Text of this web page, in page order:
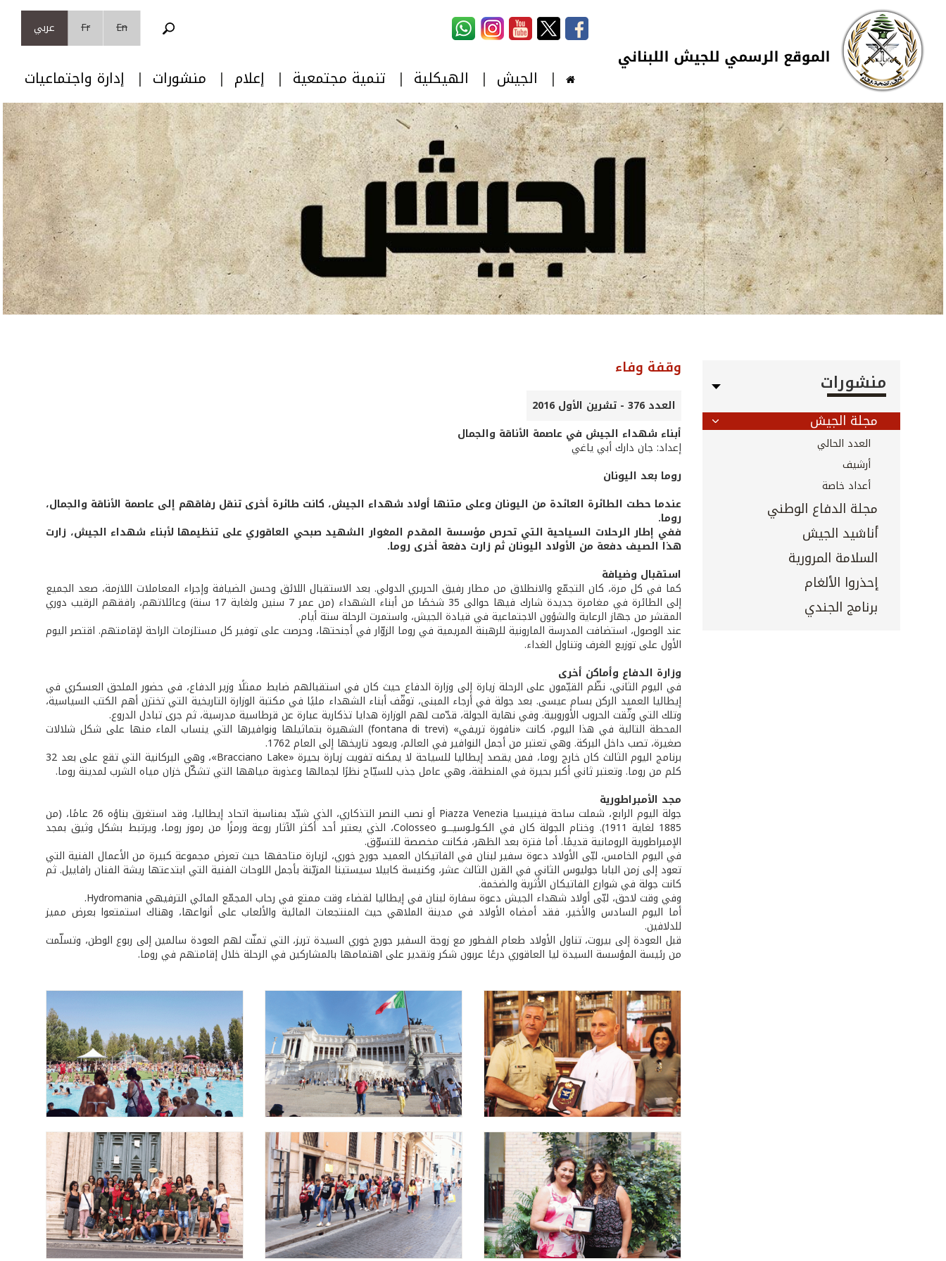
تجاوز إلى المحتوى الرئيسي
Skip to navigation
En
Fr عربي
الجيش الهيكلية تنمية مجتمعية إعلام منشورات إدارة واجتماعيات
منشورات
مجلة الجيش
العدد الحالي
أرشيف
أعداد خاصة
مجلة الدفاع الوطني
أناشيد الجيش
السلامة المرورية
إحذروا الألغام
برنامج الجندي
وقفة وفاء
العدد 376 - تشرين الأول 2016
أبناء شهداء الجيش في عاصمة الأناقة والجمال
إعداد: جان دارك أبي ياغي
روما بعد اليونان
عندما حطت الطائرة العائدة من اليونان وعلى متنها أولاد شهداء الجيش، كانت طائرة أخرى تنقل رفاقهم إلى عاصمة الأناقة والجمال،
روما.
ففي إطار الرحلات السياحية التي تحرص مؤسسة المقدم المغوار الشهيد صبحي العاقوري على تنظيمها لأبناء شهداء الجيش، زارت
هذا الصيف دفعة من الأولاد اليونان ثم زارت دفعة أخرى روما.
استقبال وضيافة
كما في كل مرة، كان التجمّع والانطلاق من مطار رفيق الحريري الدولي. بعد الاستقبال اللائق وحسن الضيافة وإجراء المعاملات اللازمة، صعد الجميع
إلى الطائرة في مغامرة جديدة شارك فيها حوالى 35 شخصًا من أبناء الشهداء (من عمر 7 سنين ولغاية 17 سنة) وعائلاتهم، رافقهم الرقيب دوري
المقشر من جهاز الرعاية والشؤون الاجتماعية في قيادة الجيش، واستمرت الرحلة ستة أيام.
عند الوصول، استضافت المدرسة المارونية للرهبنة المريمية في روما الزوّار في أجنحتها، وحرصت على توفير كل مستلزمات الراحة لإقامتهم. اقتصر اليوم
الأول على توزيع الغرف وتناول الغداء.
وزارة الدفاع وأماكن أخرى
في اليوم الثاني، نظّم القيّمون على الرحلة زيارة إلى وزارة الدفاع حيث كان في استقبالهم ضابط ممثلًا وزير الدفاع، في حضور الملحق العسكري في
إيطاليا العميد الركن بسام عيسى. بعد جولة في أرجاء المبنى، توقّف أبناء الشهداء مليًا في مكتبة الوزارة التاريخية التي تختزن أهم الكتب السياسية،
وتلك التي وثّقت الحروب الأوروبية. وفي نهاية الجولة، قدّمت لهم الوزارة هدايا تذكارية عبارة عن قرطاسية مدرسية، ثم جرى تبادل الدروع.
المحطة التالية في هذا اليوم، كانت «نافورة تريفي» (fontana di trevi) الشهيرة بتماثيلها ونوافيرها التي ينساب الماء منها على شكل شلالات
صغيرة، تصب داخل البركة. وهي تعتبر من أجمل النوافير في العالم، ويعود تاريخها إلى العام 1762.
برنامج اليوم الثالث كان خارج روما، فمن يقصد إيطاليا للسياحة لا يمكنه تفويت زيارة بحيرة «Bracciano Lake»، وهي البركانية التي تقع على بعد 32
كلم من روما. وتعتبر ثاني أكبر بحيرة في المنطقة، وهي عامل جذب للسيّاح نظرًا لجمالها وعذوبة مياهها التي تشكّل خزان مياه الشرب لمدينة روما.
مجد الأمبراطورية
جولة اليوم الرابع، شملت ساحة فينيسيا Piazza Venezia أو نصب النصر التذكاري، الذي شيّد بمناسبة اتحاد إيطاليا، وقد استغرق بناؤه 26 عامًا، (من
1885 لغاية 1911). وختام الجولة كان في الكـولـوسيـــو Colosseo، الذي يعتبر أحد أكثر الآثار روعة ورمزًا من رموز روما، ويرتبط بشكل وثيق بمجد
الإمبراطورية الرومانية قديمًا. أما فترة بعد الظهر، فكانت مخصصة للتسوّق.
في اليوم الخامس، لبّى الأولاد دعوة سفير لبنان في الفاتيكان العميد جورج خوري، لزيارة متاحفها حيث تعرض مجموعة كبيرة من الأعمال الفنية التي
تعود إلى زمن البابا جوليوس الثاني في القرن الثالث عشر، وكنيسة كابيلا سيستينا المزيّنة بأجمل اللوحات الفنية التي ابتدعتها ريشة الفنان رافاييل. ثم
كانت جولة في شوارع الفاتيكان الأثرية والضخمة.
وفي وقت لاحق، لبّى أولاد شهداء الجيش دعوة سفارة لبنان في إيطاليا لقضاء وقت ممتع في رحاب المجمّع المائي الترفيهي Hydromania.
أما اليوم السادس والأخير، فقد أمضاه الأولاد في مدينة الملاهي حيث المنتجعات المائية والألعاب على أنواعها، وهناك استمتعوا بعرض مميز
للدلافين.
قبل العودة إلى بيروت، تناول الأولاد طعام الفطور مع زوجة السفير جورج خوري السيدة تريز، التي تمنّت لهم العودة سالمين إلى ربوع الوطن، وتسلّمت
من رئيسة المؤسسة السيدة ليا العاقوري درعًا عربون شكر وتقدير على اهتمامها بالمشاركين في الرحلة خلال إقامتهم في روما.